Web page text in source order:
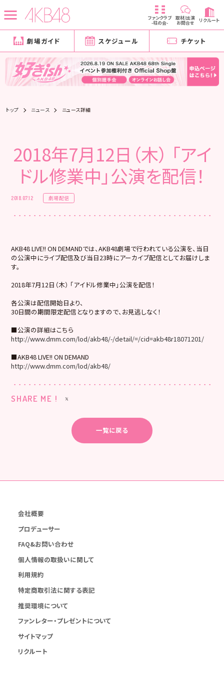
ファンクラブ
-柱の会-
取材/出演
お問合せ リクルート
劇場ガイド スケジュール チケット
トップ ニュース ニュース詳細
2018年7月12日（木） 「アイ
ドル修業中」公演を配信！
2018.07.12 劇場配信
AKB48 LIVE!! ON DEMANDでは、AKB48劇場で行われている公演を、当日
の公演中にライブ配信及び当日23時にアーカイブ配信としてお届けしま
す。
2018年7月12日（木） 「アイドル修業中」公演を配信！
各公演は配信開始日より、
30日間の期間限定配信となりますので、お見逃しなく！
■公演の詳細はこちら
http://www.dmm.com/lod/akb48/-/detail/=/cid=akb48r18071201/
■AKB48 LIVE!! ON DEMAND
http://www.dmm.com/lod/akb48/
SHARE ME !
一覧に戻る
会社概要
プロデューサー
FAQ&お問い合わせ
個人情報の取扱いに関して
利用規約
特定商取引法に関する表記
推奨環境について
ファンレター・プレゼントについて
サイトマップ
リクルート